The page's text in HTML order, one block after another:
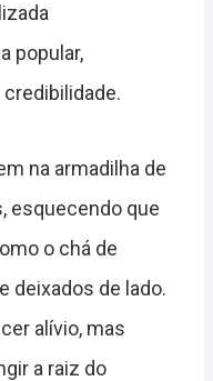
popular,
na armadilha de
esquecendo que
o chá de
deixados de lado.
alívio, mas
a raiz do